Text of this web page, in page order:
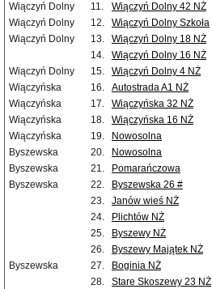
Wiączyń Dolny
11. Wiączyń Dolny 42 NŻ
Wiączyń Dolny
12. Wiączyń Dolny Szkoła
Wiączyń Dolny
13. Wiączyń Dolny 18 NŻ
14.
Wiączyń Dolny 16 NŻ
Wiączyń Dolny
15. Wiączyń Dolny 4 NŻ
Wiączyńska
16. Autostrada A1 NŻ
Wiączyńska
17. Wiączyńska 32 NŻ
Wiączyńska
18. Wiączyńska 16 NŻ
Wiączyńska
19. Nowosolna
Byszewska
20. Nowosolna
Byszewska
21.
Pomarańczowa
Byszewska
22.
Byszewska 26 #
23.
Janów wieś NŻ
24.
Plichtów NŻ
25.
Byszewy NŻ
26.
Byszewy Majątek NŻ
Byszewska
27. Boginia NŻ
28.
Stare Skoszewy 23 NŻ